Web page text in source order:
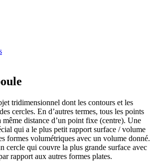
tridimensionnel dont les contours et les
cercles. En d’autres termes, tous les points
même distance d’un point fixe (centre). Une
qui a le plus petit rapport surface / volume
formes volumétriques avec un volume donné.
cercle qui couvre la plus grande surface avec
rapport aux autres formes plates.